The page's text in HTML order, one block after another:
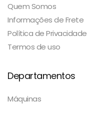
Quem Somos
Informações de Frete
Política de Privacidade
Termos de uso
Departamentos
Máquinas